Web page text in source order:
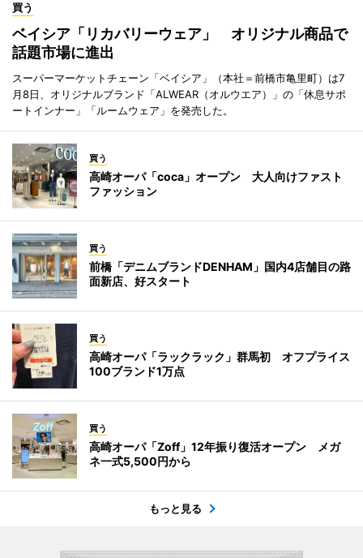
買う
ベイシア「リカバリーウェア」 オリジナル商品で
話題市場に進出
スーパーマーケットチェーン「ベイシア」（本社＝前橋市亀里町）は7
月8日、オリジナルブランド「ALWEAR（オルウエア）」の「休息サポ
ートインナー」「ルームウェア」を発売した。
買う
高崎オーパ「coca」オープン 大人向けファスト
ファッション
買う
前橋「デニムブランドDENHAM」国内4店舗目の路
面新店、好スタート
買う
高崎オーパ「ラックラック」群馬初 オフプライス
100ブランド1万点
買う
高崎オーパ「Zoff」12年振り復活オープン メガ
ネ一式5,500円から
もっと見る